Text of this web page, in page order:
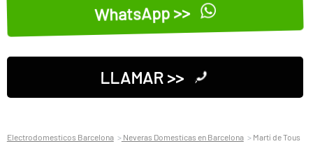
WhatsApp >>
LLAMAR >>
Electrodomesticos Barcelona Neveras Domesticas en Barcelona Martí de Tous